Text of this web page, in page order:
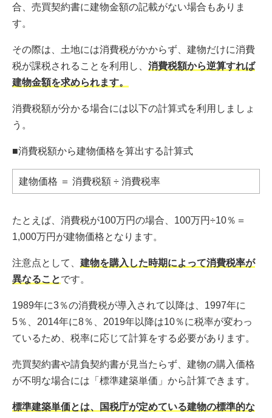
合、売買契約書に建物金額の記載がない場合もありま
す。
その際は、土地には消費税がかからず、建物だけに消費
税が課税されることを利用し、 消費税額から逆算すれば
建物金額を求められます。
消費税額が分かる場合には以下の計算式を利用しましょ
う。
■消費税額から建物価格を算出する計算式
建物価格 ＝ 消費税額 ÷ 消費税率
たとえば、消費税が100万円の場合、100万円÷10％＝
1,000万円が建物価格となります。
注意点として、 建物を購入した時期によって消費税率が
異なることです。
1989年に3％の消費税が導入されて以降は、1997年に
5％、2014年に8％、2019年以降は10％に税率が変わっ
ているため、税率に応じて計算をする必要があります。
売買契約書や請負契約書が見当たらず、建物の購入価格
が不明な場合には「標準建築単価」から計算できます。
標準建築単価とは、国税庁が定めている建物の標準的な